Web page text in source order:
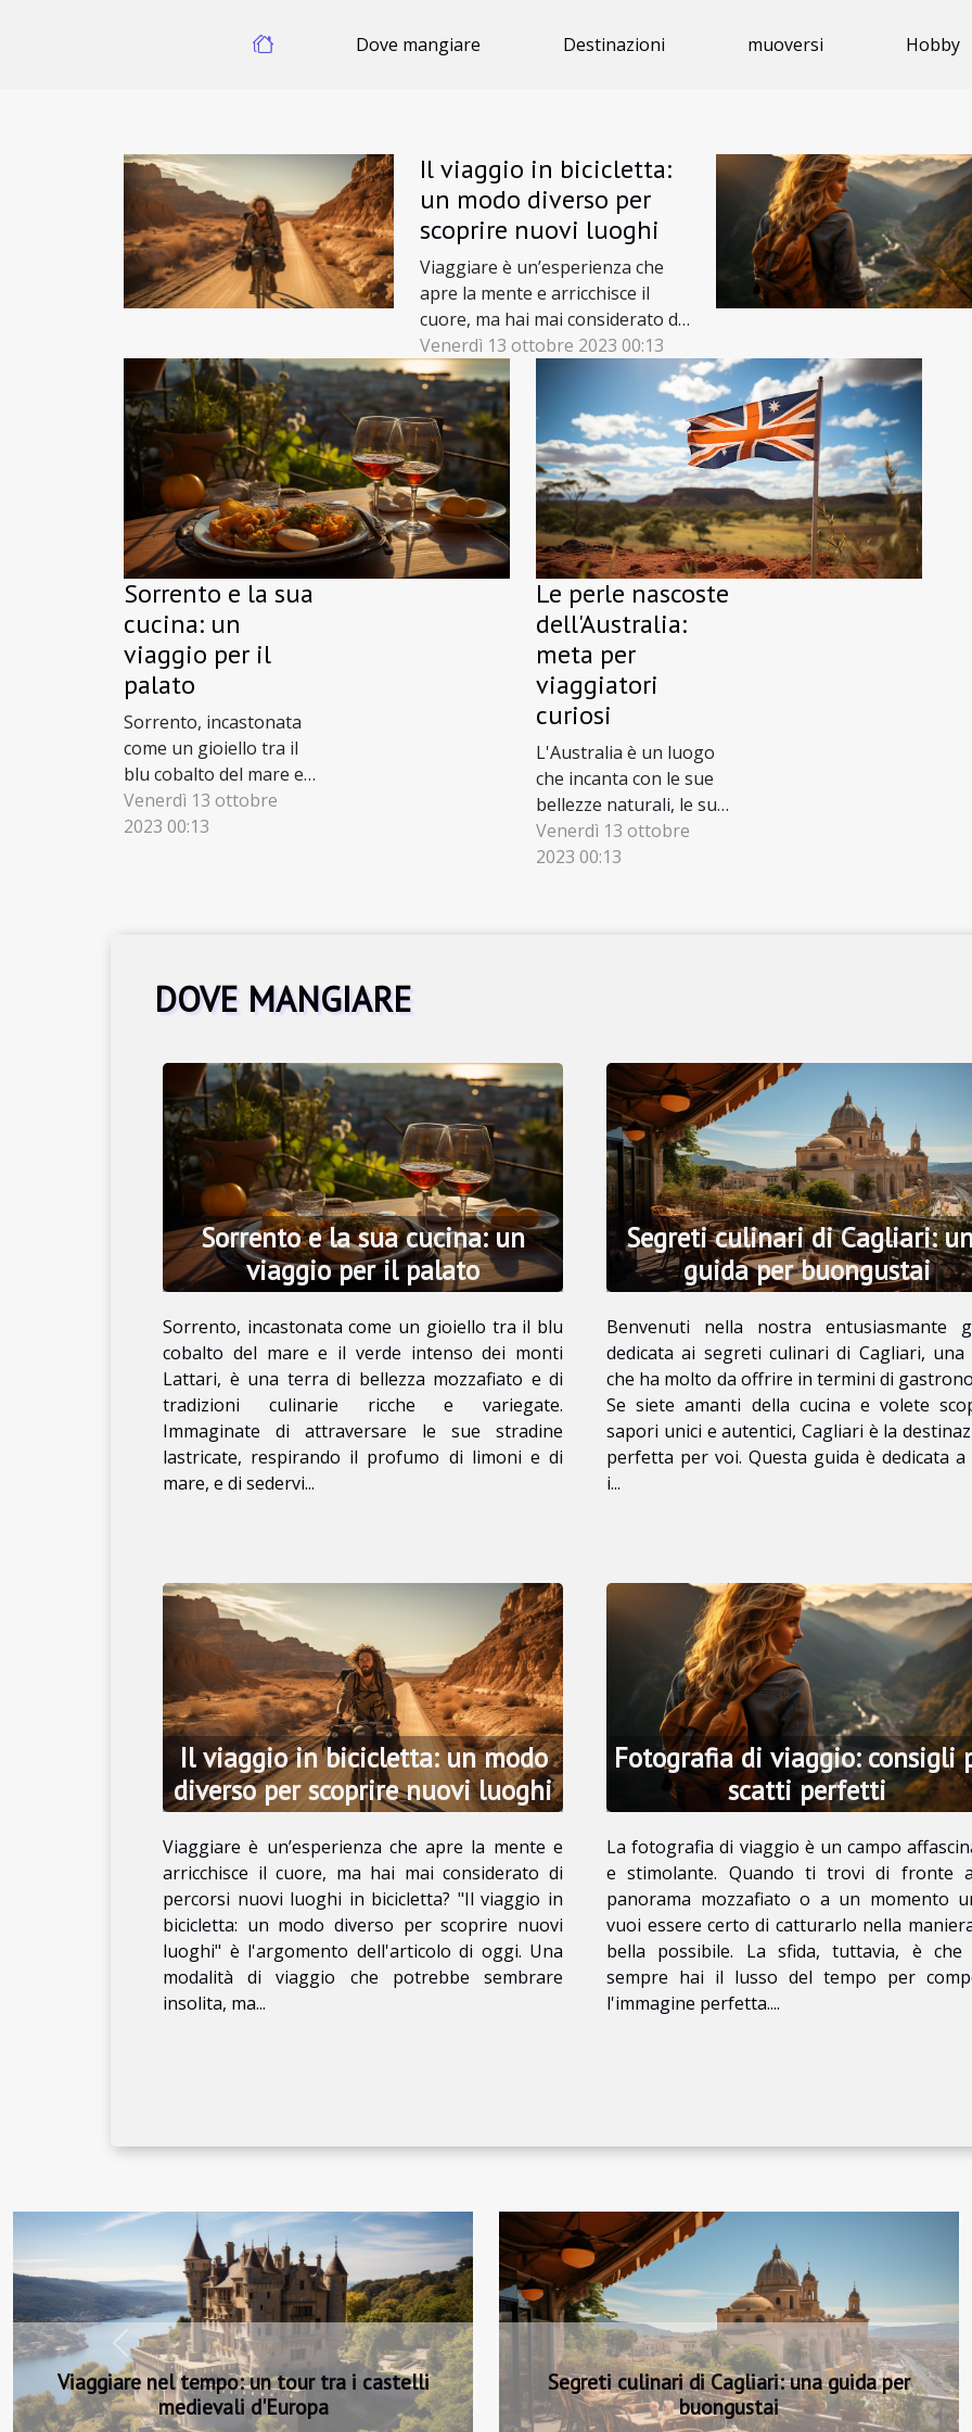
Dove mangiare Destinazioni muoversi Hobby
Sorrento e la sua
cucina: un
viaggio per il
palato
Sorrento, incastonata
come un gioiello tra il
blu cobalto del mare e il
verde intenso dei monti
Lattari, è una terra di
stradine lastricate,
respirando il profumo
sedervi...
Venerdì 13 ottobre
2023 00:13
Le perle nascoste
dell'Australia:
meta per
viaggiatori
curiosi
L'Australia è un luogo
che incanta con le sue
bellezze naturali, le sue
città cosmopolite e
l'incredibile varietà di
scoprire. Questo
articolo vuole essere
una...
Venerdì 13 ottobre
2023 00:13
Il viaggio in bicicletta:
un modo diverso per
scoprire nuovi luoghi
Viaggiare è un’esperienza che
apre la mente e arricchisce il
cuore, ma hai mai considerato di
percorsi nuovi luoghi in
bicicletta? "Il viaggio in bicicletta:
un modo diverso per scoprire
nuovi luoghi" è l'argomento
dell'articolo di oggi. Una modalità
di viaggio che potrebbe
sembrare insolita, ma...
Venerdì 13 ottobre 2023 00:13
DOVE MANGIARE
Sorrento e la sua cucina: un
viaggio per il palato
Sorrento, incastonata come un gioiello tra il blu
cobalto del mare e il verde intenso dei monti
Lattari, è una terra di bellezza mozzafiato e di
tradizioni culinarie ricche e variegate.
Immaginate di attraversare le sue stradine
lastricate, respirando il profumo di limoni e di
mare, e di sedervi...
Segreti culinari di Cagliari:
guida per buongustai
Benvenuti nella nostra entusiasmante
dedicata ai segreti culinari di Cagliari, una
che ha molto da offrire in termini di
Se siete amanti della cucina e volete
sapori unici e autentici, Cagliari è la
perfetta per voi. Questa guida è dedicata
i...
Il viaggio in bicicletta: un modo
diverso per scoprire nuovi luoghi
Viaggiare è un’esperienza che apre la mente e
arricchisce il cuore, ma hai mai considerato di
percorsi nuovi luoghi in bicicletta? "Il viaggio in
bicicletta: un modo diverso per scoprire nuovi
luoghi" è l'argomento dell'articolo di oggi. Una
modalità di viaggio che potrebbe sembrare
insolita, ma...
Fotografia di viaggio: consigli
scatti perfetti
La fotografia di viaggio è un campo
e stimolante. Quando ti trovi di fronte
panorama mozzafiato o a un momento
vuoi essere certo di catturarlo nella
bella possibile. La sfida, tuttavia, è che
sempre hai il lusso del tempo per
l'immagine perfetta....
Viaggiare in treno attraverso l'Europa:
un'avventura indimenticabile
Escursionismo subacqueo: una passione che
unisce sport e viaggio
Previous